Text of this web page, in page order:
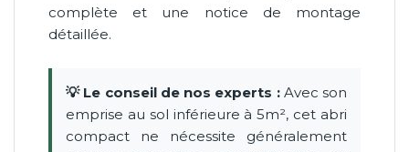
complète et une notice de montage
détaillée.
💡 Le conseil de nos experts :Avec son
emprise au sol inférieure à 5m², cet abri
compact ne nécessite généralement